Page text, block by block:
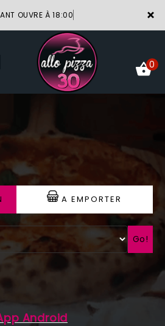
×
OUVRE À 18:00
0
A EMPORTER
Go!
Android